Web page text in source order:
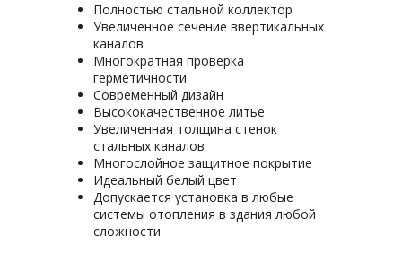
Полностью стальной коллектор
Увеличенное сечение ввертикальных
каналов
Многократная проверка
герметичности
Современный дизайн
Высококачественное литье
Увеличенная толщина стенок
стальных каналов
Многослойное защитное покрытие
Идеальный белый цвет
Допускается установка в любые
системы отопления в здания любой
сложности